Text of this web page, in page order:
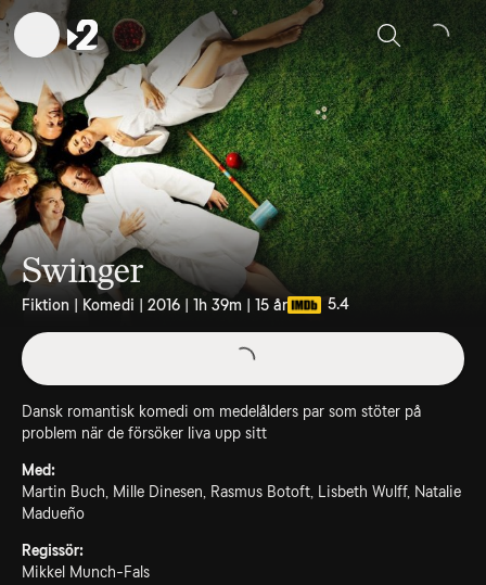
Sök
Swinger
Fiktion | Komedi | 2016 | 1h 39m | 15 år 5.4
Dansk romantisk komedi om medelålders par som stöter på
problem när de försöker liva upp sitt
Med:
Martin Buch, Mille Dinesen, Rasmus Botoft, Lisbeth Wulff, Natalie
Madueño
Regissör:
Mikkel Munch-Fals